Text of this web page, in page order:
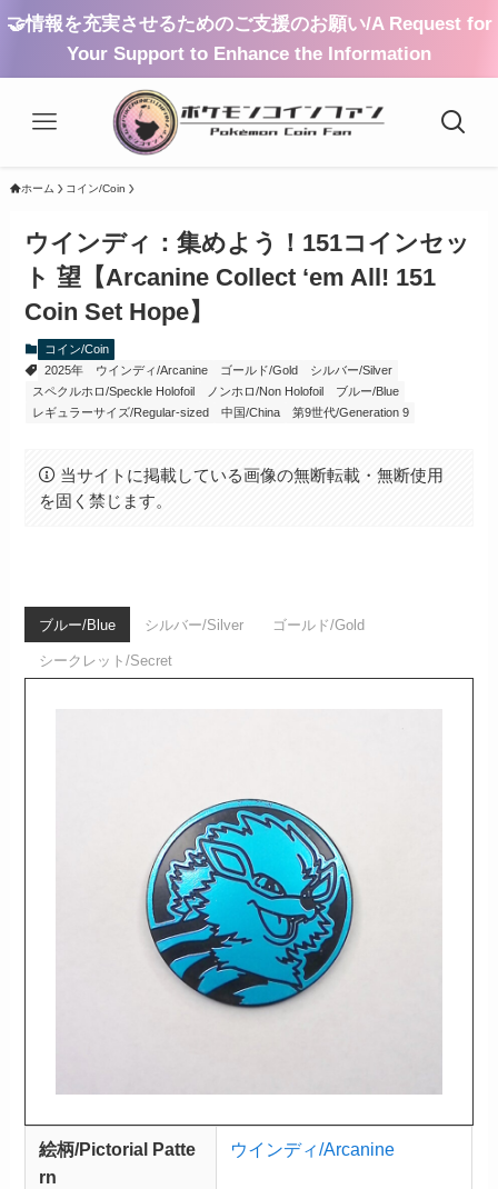
🤝情報を充実させるためのご支援のお願い/A Request for
Your Support to Enhance the Information
ホーム コイン/Coin
ウインディ：集めよう！151コインセッ
ト 望【Arcanine Collect ‘em All! 151
Coin Set Hope】
コイン/Coin
2025年
ウインディ/Arcanine ゴールド/Gold
シルバー/Silver
スペクルホロ/Speckle Holofoil
ノンホロ/Non Holofoil
ブルー/Blue
レギュラーサイズ/Regular-sized
中国/China 第9世代/Generation 9
当サイトに掲載している画像の無断転載・無断使用
を固く禁じます。
ブルー/Blue シルバー/Silver ゴールド/Gold
シークレット/Secret
絵柄/Pictorial Patte
rn
ウインディ/Arcanine